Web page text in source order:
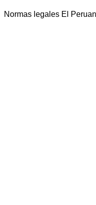
Normas legales El